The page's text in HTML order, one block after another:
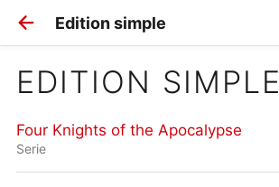
Edition simple
EDITION SIMPLE
Four Knights of the Apocalypse
Serie